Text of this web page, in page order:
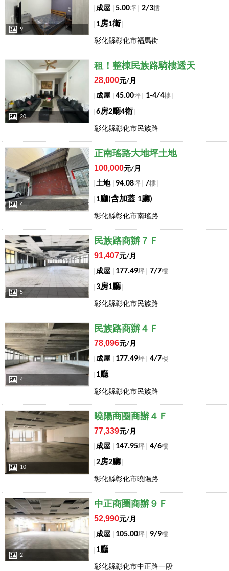
9
成屋 5.00坪 2/3樓
1房1衛
彰化縣彰化市福馬街
店長推薦
20
租！整棟民族路騎樓透天
28,000元/月
成屋
45.00坪 1-4/4樓
6房2廳4衛
彰化縣彰化市民族路
4
正南瑤路大地坪土地
100,000元/月
土地
94.08坪 /樓
1廳(含加蓋 1廳)
彰化縣彰化市南瑤路
店長推薦
5
民族路商辦７Ｆ
91,407元/月
成屋
177.49坪 7/7樓
3房1廳
彰化縣彰化市民族路
店長推薦
4
民族路商辦４Ｆ
78,096元/月
成屋
177.49坪 4/7樓
1廳
彰化縣彰化市民族路
店長推薦
10
曉陽商圈商辦４Ｆ
77,339元/月
成屋
147.95坪 4/6樓
2房2廳
彰化縣彰化市曉陽路
店長推薦
2
中正商圈商辦９Ｆ
52,990元/月
成屋
105.00坪 9/9樓
1廳
彰化縣彰化市中正路一段